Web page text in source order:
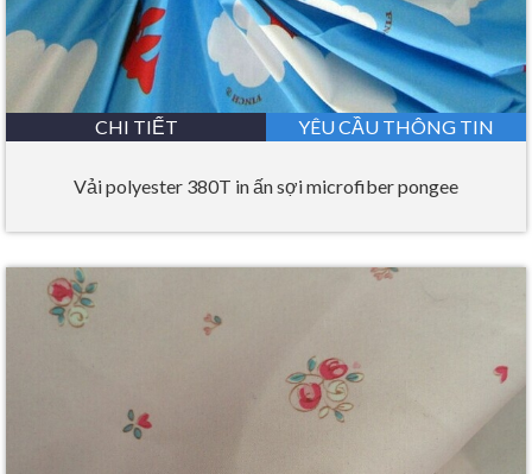
CHI TIẾT YÊU CẦU THÔNG TIN
Vải polyester 380T in ấn sợi microfiber pongee